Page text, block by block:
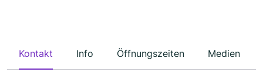
Kontakt Info Öffnungszeiten Medien